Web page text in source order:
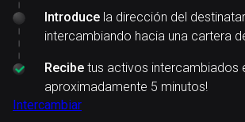
Introduce la dirección del
intercambiando hacia una cartera
Recibe tus activos intercambiados
aproximadamente 5 minutos!
Intercambiar